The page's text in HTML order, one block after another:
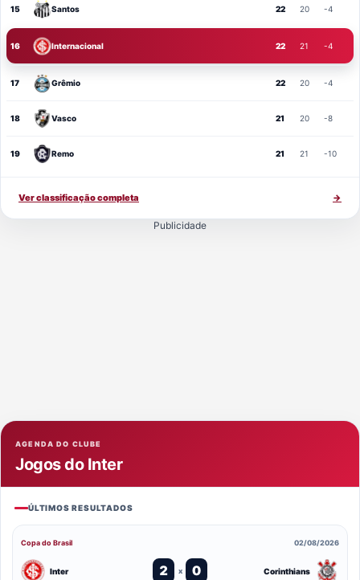
15 Santos 22 20 -4
16 Internacional 22 21 -4
17 Grêmio 22 20 -4
18 Vasco 21 20 -8
19 Remo 21 21 -10
Ver classificação completa →
Publicidade
AGENDA DO CLUBE
Jogos do Inter
ÚLTIMOS RESULTADOS
Copa do Brasil 02/08/2026
Inter 2 x 0 Corinthians